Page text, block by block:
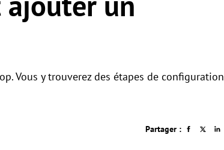
des rôles
utilisateurs avec des
Vous y trouverez des étapes de configuration
Partager :